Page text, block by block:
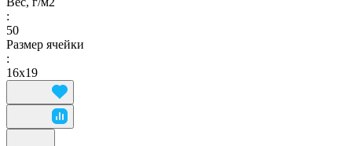
:
50
Размер ячейки
:
16х19